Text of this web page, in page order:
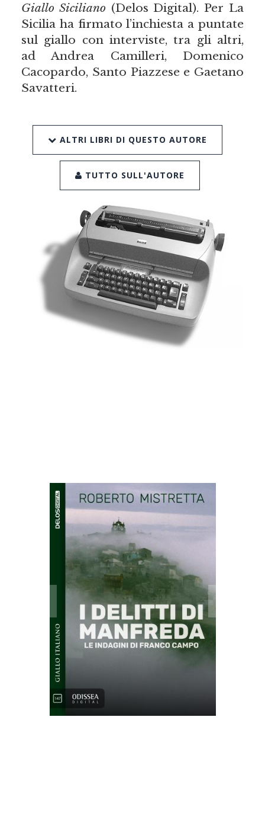
Giallo Siciliano(Delos Digital). Per La
Sicilia ha firmato l’inchiesta a puntate
sul giallo con interviste, tra gli altri,
ad Andrea Camilleri, Domenico
Cacopardo, Santo Piazzese e Gaetano
Savatteri.
ALTRI LIBRI DI QUESTO AUTORE
TUTTO SULL'AUTORE